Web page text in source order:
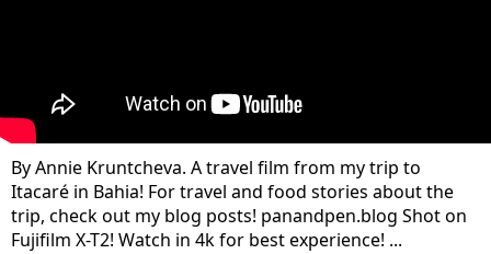
By Annie Kruntcheva. A travel film from my trip to
Itacaré in Bahia! For travel and food stories about the
trip, check out my blog posts! panandpen.blog Shot on
Fujifilm X-T2! Watch in 4k for best experience! ...